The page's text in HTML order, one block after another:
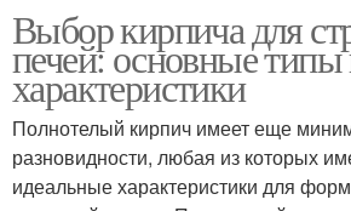
Выбор кирпича для
печей: основные
характеристики
Полнотелый кирпич имеет еще
разновидности, любая из которых
идеальные характеристики для